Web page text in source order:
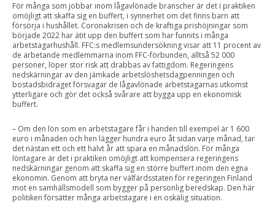
För många som jobbar inom lågavlönade branscher är det i praktiken
omöjligt att skaffa sig en buffert, i synnerhet om det finns barn att
försörja i hushållet. Coronakrisen och de kraftiga prishöjningar som
började 2022 har ätit upp den buffert som har funnits i många
arbetstagarhushåll. FFC:s medlemsundersökning visar att 11 procent av
de arbetande medlemmarna inom FFC-förbunden, alltså 52 000
personer, löper stor risk att drabbas av fattigdom. Regeringens
nedskärningar av den jämkade arbetslöshetsdagpenningen och
bostadsbidraget försvagar de lågavlönade arbetstagarnas utkomst
ytterligare och gör det också svårare att bygga upp en ekonomisk
buffert.
– Om den lön som en arbetstagare får i handen till exempel är 1 600
euro i månaden och hen lägger hundra euro åt sidan varje månad, tar
det nästan ett och ett halvt år att spara en månadslön. För många
löntagare är det i praktiken omöjligt att kompensera regeringens
nedskärningar genom att skaffa sig en större buffert inom den egna
ekonomin. Genom att bryta ner välfärdsstaten för regeringen Finland
mot en samhällsmodell som bygger på personlig beredskap. Den här
politiken försätter många arbetstagare i en oskälig situation.